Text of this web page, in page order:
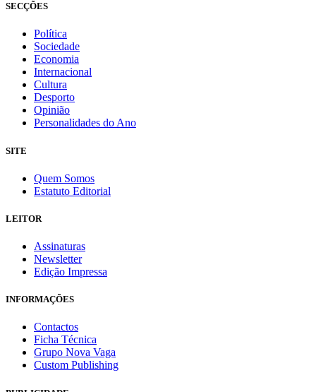
SECÇÕES
Política
Sociedade
Economia
Internacional
Cultura
Desporto
Opinião
Personalidades do Ano
SITE
Quem Somos
Estatuto Editorial
LEITOR
Assinaturas
Newsletter
Edição Impressa
INFORMAÇÕES
Contactos
Ficha Técnica
Grupo Nova Vaga
Custom Publishing